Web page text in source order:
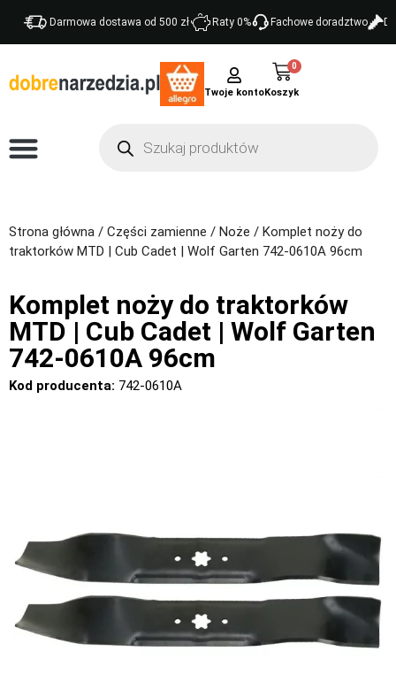
Darmowa dostawa od 500 zł Raty 0% Fachowe doradztwo
Twoje konto
0
Strona główna / Części zamienne / Noże / Komplet noży do
traktorków MTD | Cub Cadet | Wolf Garten 742-0610A 96cm
Komplet noży do traktorków
MTD | Cub Cadet | Wolf Garten
742-0610A 96cm
Kod producenta: 742-0610A